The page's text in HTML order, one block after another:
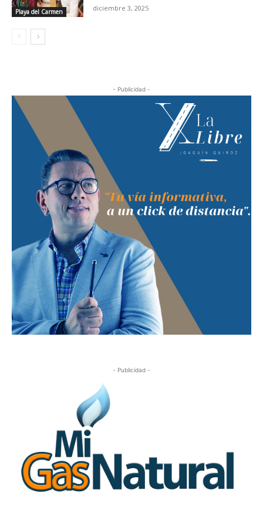
Playa del Carmen diciembre 3, 2025
- Publicidad -
- Publicidad -